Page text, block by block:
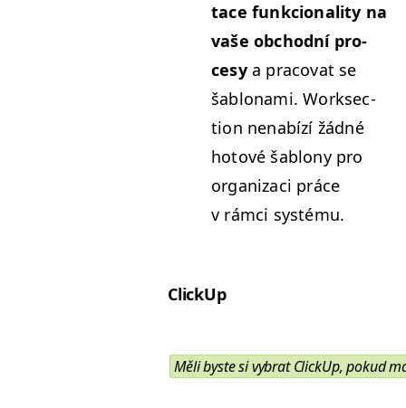
tace funkcional­i­ty na
vaše obchod­ní pro­
cesy a pra­co­v­at se
šablon­a­mi. Work­sec­
tion nen­abízí žád­né
hotové šablony pro
orga­ni­zaci práce
v rám­ci systému.
Click­Up
Měli byste si vybrat Click­Up, pokud